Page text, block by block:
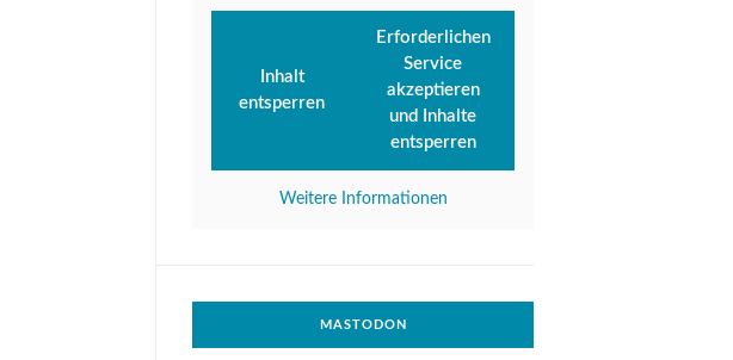
Inhalt
entsperren
Erforderlichen
Service
akzeptieren
und Inhalte
entsperren
Weitere Informationen
MASTODON